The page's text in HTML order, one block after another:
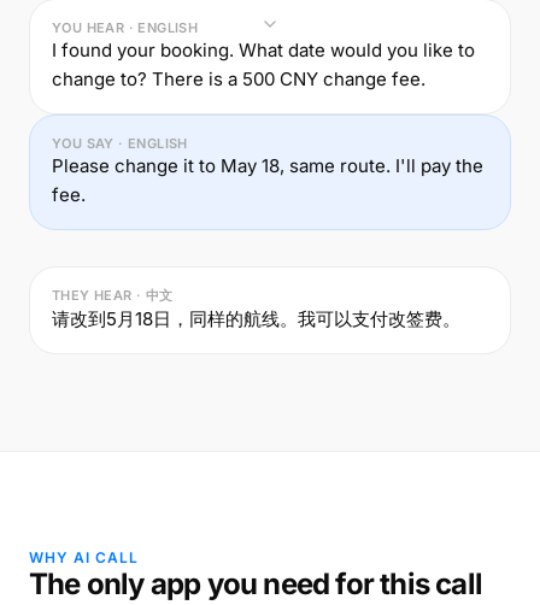
YOU HEAR · ENGLISH
I found your booking. What date would you like to
change to? There is a 500 CNY change fee.
YOU SAY · ENGLISH
Please change it to May 18, same route. I'll pay the
fee.
THEY HEAR · 中文
请改到5月18日，同样的航线。我可以支付改签费。
WHY AI CALL
The only app you need for this call